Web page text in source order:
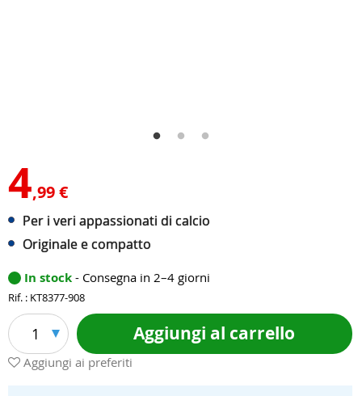
4,99 €
Per i veri appassionati di calcio
Originale e compatto
In stock - Consegna in 2–4 giorni
Rif. : KT8377-908
1 Aggiungi al carrello
Aggiungi ai preferiti